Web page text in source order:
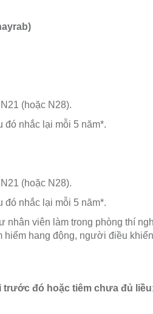
(hoặc N28).
đó nhắc lại mỗi 5 năm*.
(hoặc N28).
đó nhắc lại mỗi 5 năm*.
nhân viên làm trong phòng thí
hiểm hang động, người điều
đó hoặc tiêm chưa đủ